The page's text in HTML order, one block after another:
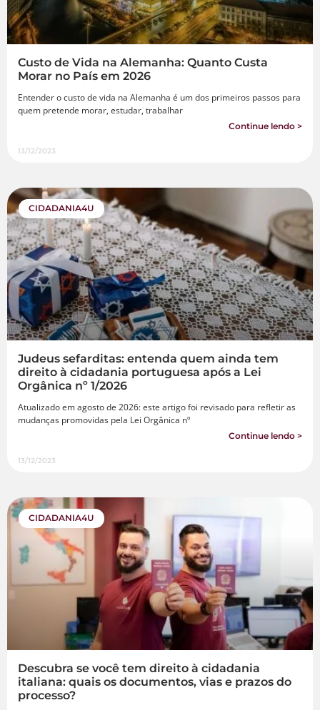
Custo de Vida na Alemanha: Quanto Custa
Morar no País em 2026
Entender o custo de vida na Alemanha é um dos primeiros passos para
quem pretende morar, estudar, trabalhar
Continue lendo >
13/12/2023
CIDADANIA4U
Judeus sefarditas: entenda quem ainda tem
direito à cidadania portuguesa após a Lei
Orgânica nº 1/2026
Atualizado em agosto de 2026: este artigo foi revisado para refletir as
mudanças promovidas pela Lei Orgânica nº
Continue lendo >
13/12/2023
CIDADANIA4U
Descubra se você tem direito à cidadania
italiana: quais os documentos, vias e prazos do
processo?